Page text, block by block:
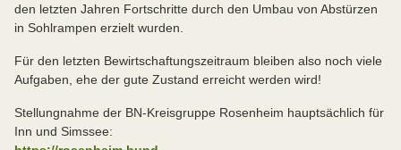
den letzten Jahren Fortschritte durch den Umbau von Abstürzen
in Sohlrampen erzielt wurden.
Für den letzten Bewirtschaftungszeitraum bleiben also noch viele
Aufgaben, ehe der gute Zustand erreicht werden wird!
Stellungnahme der BN-Kreisgruppe Rosenheim hauptsächlich für
Inn und Simssee: